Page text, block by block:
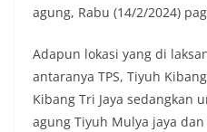
agung, Rabu (14/2/2024)
Adapun lokasi yang di
antaranya TPS, Tiyuh
Kibang Tri Jaya sedangkan
agung Tiyuh Mulya jaya